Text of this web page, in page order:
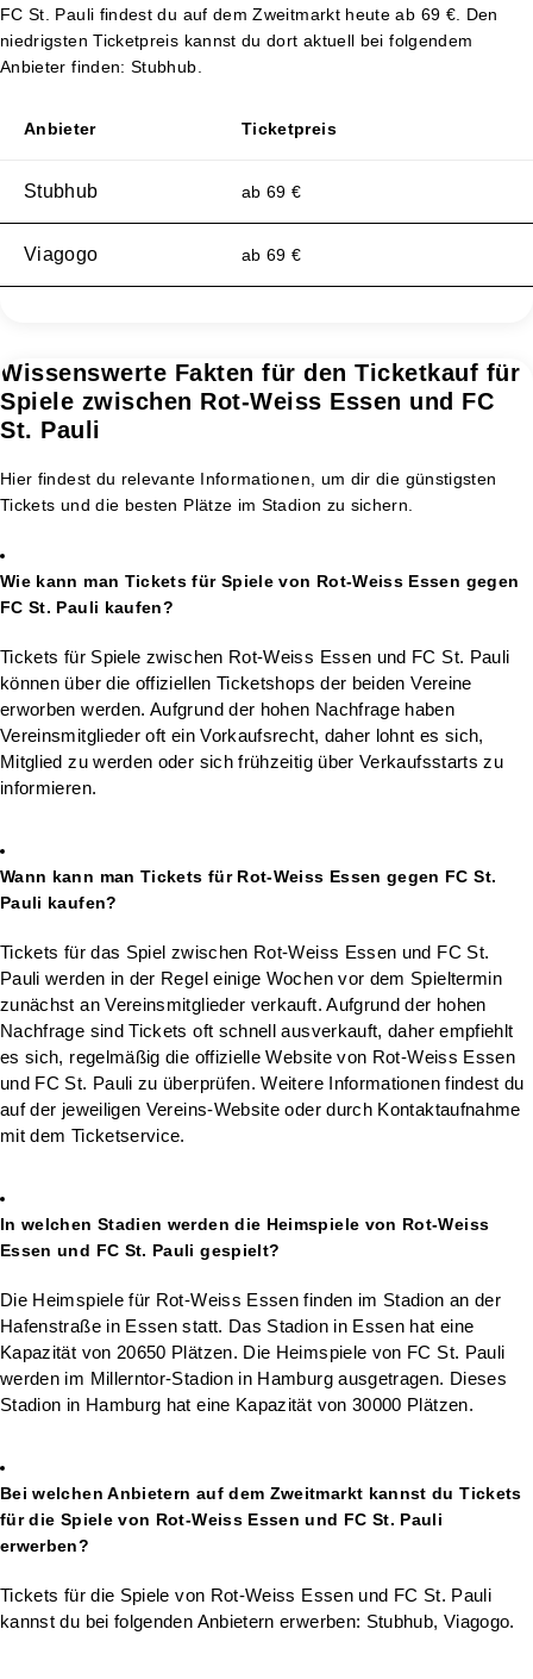
FC St. Pauli findest du auf dem Zweitmarkt heute ab 69 €. Den
niedrigsten Ticketpreis kannst du dort aktuell bei folgendem
Anbieter finden: Stubhub.
Anbieter Ticketpreis
Stubhub ab 69 €
Viagogo ab 69 €
Wissenswerte Fakten für den Ticketkauf für
Spiele zwischen Rot-Weiss Essen und FC
St. Pauli
Hier findest du relevante Informationen, um dir die günstigsten
Tickets und die besten Plätze im Stadion zu sichern.
Wie kann man Tickets für Spiele von Rot-Weiss Essen gegen
FC St. Pauli kaufen?
Tickets für Spiele zwischen Rot-Weiss Essen und FC St. Pauli
können über die offiziellen Ticketshops der beiden Vereine
erworben werden. Aufgrund der hohen Nachfrage haben
Vereinsmitglieder oft ein Vorkaufsrecht, daher lohnt es sich,
Mitglied zu werden oder sich frühzeitig über Verkaufsstarts zu
informieren.
Wann kann man Tickets für Rot-Weiss Essen gegen FC St.
Pauli kaufen?
Tickets für das Spiel zwischen Rot-Weiss Essen und FC St.
Pauli werden in der Regel einige Wochen vor dem Spieltermin
zunächst an Vereinsmitglieder verkauft. Aufgrund der hohen
Nachfrage sind Tickets oft schnell ausverkauft, daher empfiehlt
es sich, regelmäßig die offizielle Website von Rot-Weiss Essen
und FC St. Pauli zu überprüfen. Weitere Informationen findest du
auf der jeweiligen Vereins-Website oder durch Kontaktaufnahme
mit dem Ticketservice.
In welchen Stadien werden die Heimspiele von Rot-Weiss
Essen und FC St. Pauli gespielt?
Die Heimspiele für Rot-Weiss Essen finden im Stadion an der
Hafenstraße in Essen statt. Das Stadion in Essen hat eine
Kapazität von 20650 Plätzen. Die Heimspiele von FC St. Pauli
werden im Millerntor-Stadion in Hamburg ausgetragen. Dieses
Stadion in Hamburg hat eine Kapazität von 30000 Plätzen.
Bei welchen Anbietern auf dem Zweitmarkt kannst du Tickets
für die Spiele von Rot-Weiss Essen und FC St. Pauli
erwerben?
Tickets für die Spiele von Rot-Weiss Essen und FC St. Pauli
kannst du bei folgenden Anbietern erwerben: Stubhub, Viagogo.